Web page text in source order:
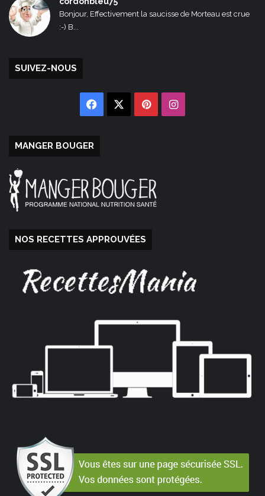
Bonjour, Effectivement la saucisse de Morteau est crue
:-) B...
SUIVEZ-NOUS
Facebook PinterestInstagram
MANGER BOUGER
NOS RECETTES APPROUVÉES